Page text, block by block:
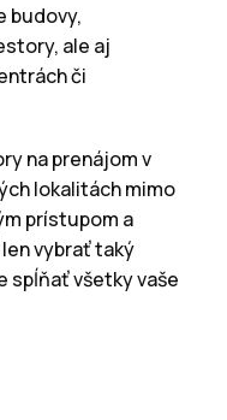
budovy,
ale aj
či
na prenájom v
lokalitách mimo
prístupom a
vybrať taký
spĺňať všetky vaše